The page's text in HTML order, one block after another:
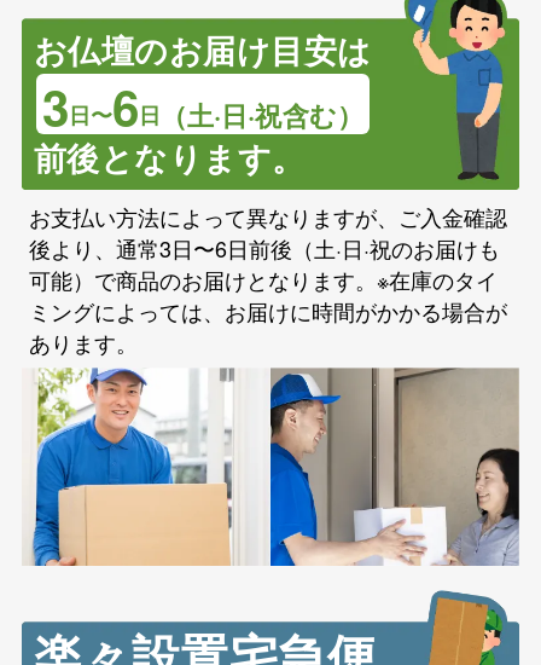
お仏壇のお届け目安は
3日〜6日 （土·日·祝含む）
前後となります。
お支払い方法によって異なりますが、ご入金確認
後より、通常3日〜6日前後（土·日·祝のお届けも
可能）で商品のお届けとなります。※在庫のタイ
ミングによっては、お届けに時間がかかる場合が
あります。